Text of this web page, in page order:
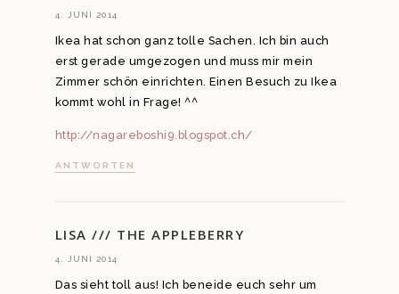
4. JUNI 2014
Ikea hat schon ganz tolle Sachen. Ich bin auch
erst gerade umgezogen und muss mir mein
Zimmer schön einrichten. Einen Besuch zu Ikea
kommt wohl in Frage! ^^
http://nagareboshi9.blogspot.ch/
ANTWORTEN
LISA /// THE APPLEBERRY
4. JUNI 2014
Das sieht toll aus! Ich beneide euch sehr um